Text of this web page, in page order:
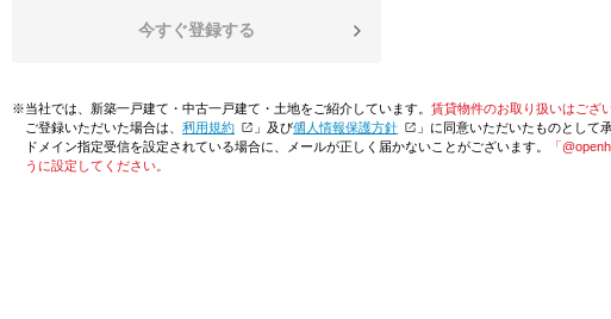
今すぐ登録する
※当社では、新築一戸建て・中古一戸建て・土地をご紹介しています。 賃貸物件のお取り扱いはござ
ご登録いただいた場合は、「利用規約 」及び「個人情報保護方針
」に同意いただいたものとして
ドメイン指定受信を設定されている場合に、メールが正しく届かないことがございます。
「
うに設定してください。